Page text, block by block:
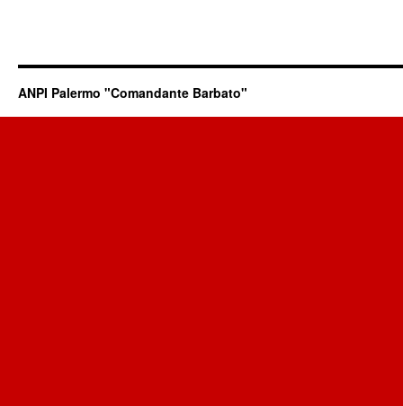
ANPI Palermo "Comandante Barbato"